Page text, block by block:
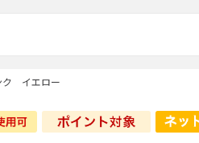
ク イエロー